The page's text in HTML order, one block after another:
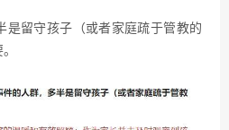
是留守孩子（或者家庭疏于管教的